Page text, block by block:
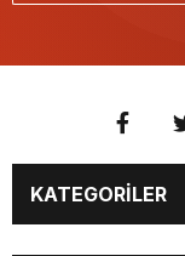
KATEGORİLER